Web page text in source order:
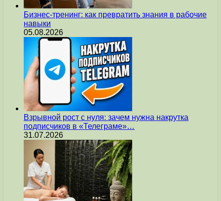
Бизнес-тренинг: как превратить знания в рабочие
навыки
05.08.2026
Взрывной рост с нуля: зачем нужна накрутка
подписчиков в «Телеграме»…
31.07.2026